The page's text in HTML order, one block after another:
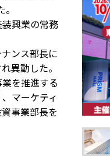
興業の常務
ンス部長に
異動した。
を推進する
マーケティ
事業部長を